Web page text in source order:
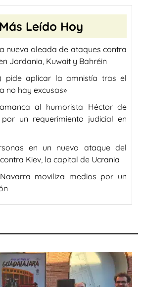
Leído Hoy
nueva oleada de ataques contra
Jordania, Kuwait y Bahréin
pide aplicar la amnistía tras el
no hay excusas»
al humorista Héctor de
por un requerimiento judicial en
en un nuevo ataque del
Kiev, la capital de Ucrania
moviliza medios por un